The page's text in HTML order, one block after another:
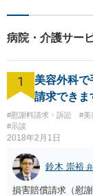
病院・介護サー
1
美容外科
請求できま
#慰謝料請求・訴訟 #美
#示談
2018年2月1日
鈴木 崇裕
損害賠償請求（慰